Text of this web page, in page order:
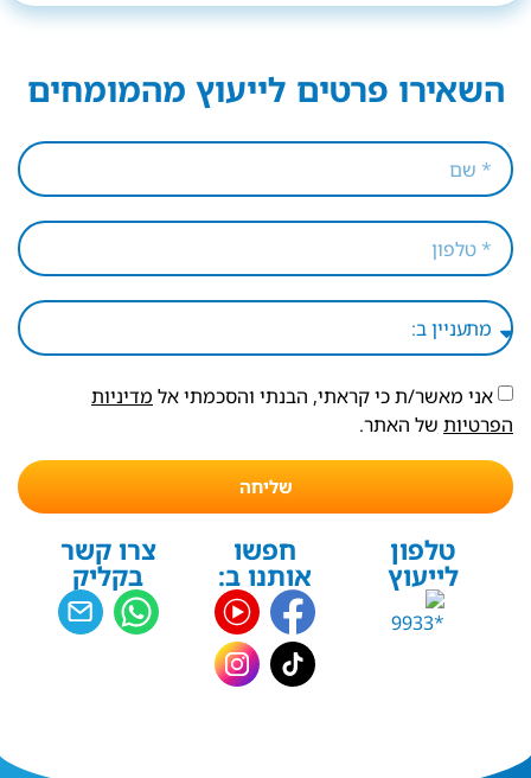
השאירו פרטים לייעוץ מהמומחים
אני מאשר/ת כי קראתי, הבנתי והסכמתי אל מדיניות
הפרטיות של האתר.
שליחה
טלפון
לייעוץ
חפשו
אותנו ב:
צרו קשר
בקליק